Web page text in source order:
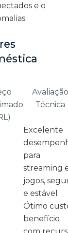
e o
Avaliação
Técnica
Excelente
para
streaming
jogos,
e estável
Ótimo
benefício
com